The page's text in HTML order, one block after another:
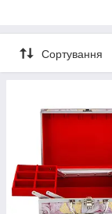
коробки для
до будь-якого
подарункові
подарункові
Сортування